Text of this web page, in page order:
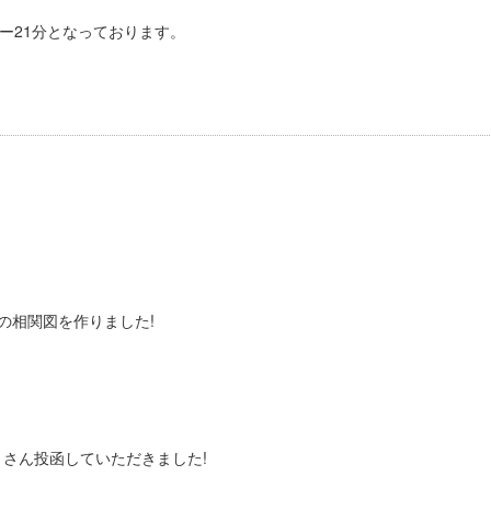
分となっております。
相関図を作りました!
ん投函していただきました!